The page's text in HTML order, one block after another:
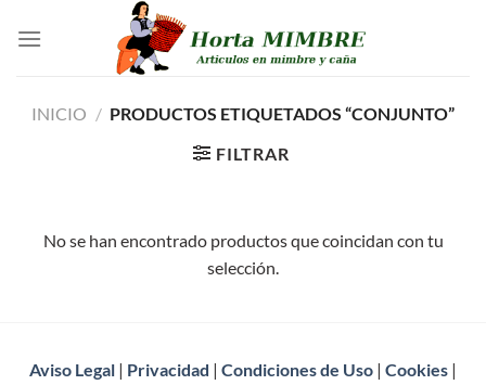
INICIO / PRODUCTOS ETIQUETADOS “CONJUNTO”
FILTRAR
No se han encontrado productos que coincidan con tu
selección.
Aviso Legal | Privacidad | Condiciones de Uso | Cookies |